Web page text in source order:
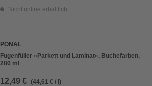
Nicht online erhältlich
PONAL
Fugenfüller »Parkett und Laminat«, Buchefarben,
280 ml
12,49 € (44,61 € / l)